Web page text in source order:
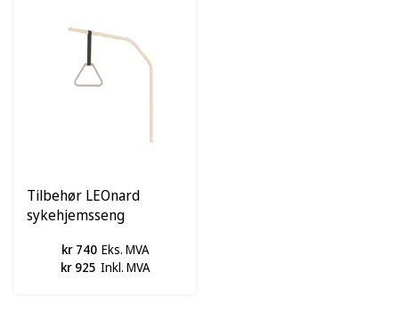
Tilbehør LEOnard
sykehjemsseng
kr 740 Eks. MVA
kr 925 Inkl. MVA